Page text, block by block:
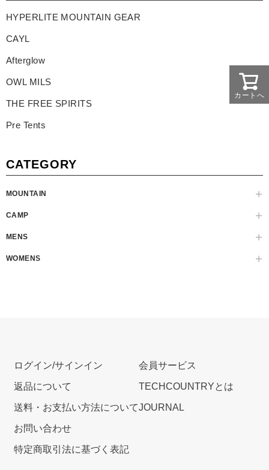
HYPERLITE MOUNTAIN GEAR
CAYL
Afterglow
OWL MILS
THE FREE SPIRITS
Pre Tents
CATEGORY
MOUNTAIN
CAMP
MENS
WOMENS
カートへ
ログイン/サインイン
返品について
送料・お支払い方法について
お問い合わせ
特定商取引法に基づく表記
会員サービス
TECHCOUNTRYとは
JOURNAL